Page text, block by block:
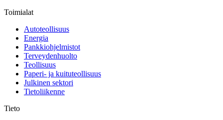
Toimialat
Autoteollisuus
Energia
Pankkiohjelmistot
Terveydenhuolto
Teollisuus
Paperi- ja kuituteollisuus
Julkinen sektori
Tietoliikenne
Tieto